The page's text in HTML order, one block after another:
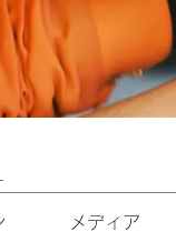
メディア